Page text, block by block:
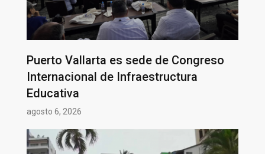
Puerto Vallarta es sede de Congreso
Internacional de Infraestructura
Educativa
agosto 6, 2026